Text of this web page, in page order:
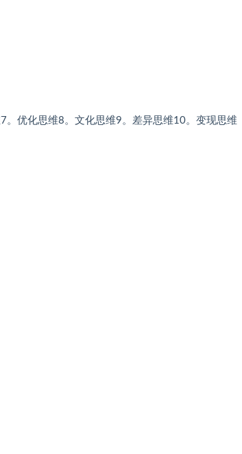
优化思维8。文化思维9。差异思维10。变现思维